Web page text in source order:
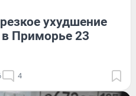
ухудшение
Приморье 23
4